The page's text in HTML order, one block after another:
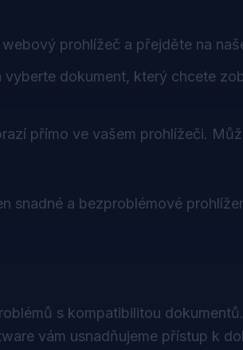
prohlížeč a přejděte na
vyberte dokument, který chcete
přímo ve vašem prohlížeči.
snadné a bezproblémové
s kompatibilitou
vám usnadňujeme přístup k